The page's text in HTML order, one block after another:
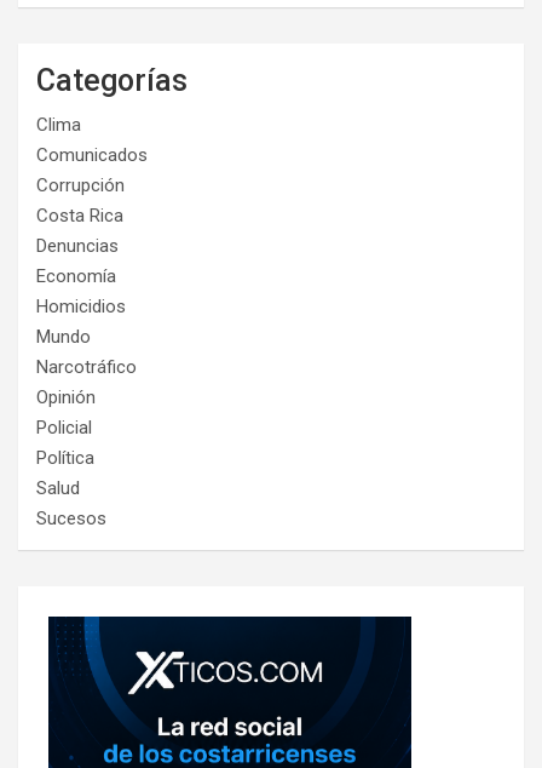
Categorías
Clima
Comunicados
Corrupción
Costa Rica
Denuncias
Economía
Homicidios
Mundo
Narcotráfico
Opinión
Policial
Política
Salud
Sucesos